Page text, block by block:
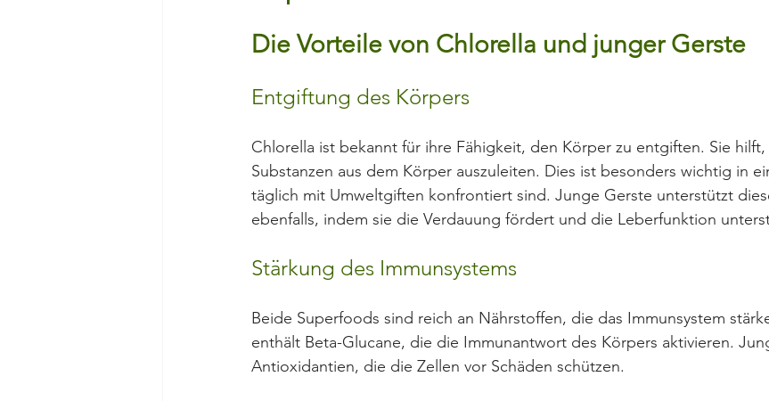
Die Vorteile von Chlorella und junger Gerste
Entgiftung des Körpers
Chlorella ist bekannt für ihre Fähigkeit, den Körper zu entgiften. Sie hilft,
Substanzen aus dem Körper auszuleiten. Dies ist besonders wichtig in
täglich mit Umweltgiften konfrontiert sind. Junge Gerste unterstützt
ebenfalls, indem sie die Verdauung fördert und die Leberfunktion
Stärkung des Immunsystems
Beide Superfoods sind reich an Nährstoffen, die das Immunsystem
enthält Beta-Glucane, die die Immunantwort des Körpers aktivieren.
Antioxidantien, die die Zellen vor Schäden schützen.